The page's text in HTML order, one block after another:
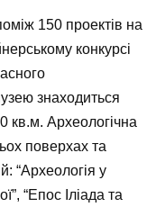
150 проектів на
конкурсі
знаходиться
кв.м. Археологічна
поверхах та
“Археологія у
“Епос Іліада та